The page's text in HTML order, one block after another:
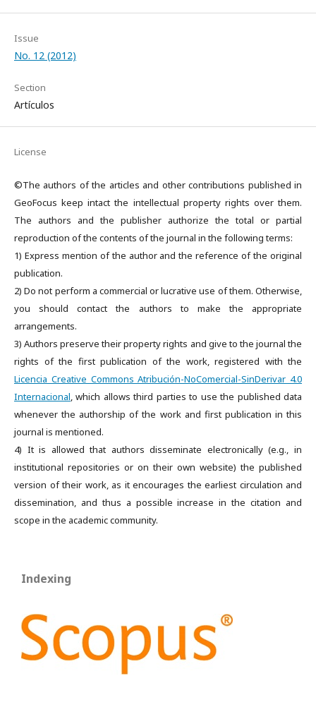
Issue
No. 12 (2012)
Section
Artículos
License
©The authors of the articles and other contributions published in
GeoFocus keep intact the intellectual property rights over them.
The authors and the publisher authorize the total or partial
reproduction of the contents of the journal in the following terms:
1) Express mention of the author and the reference of the original
publication.
2) Do not perform a commercial or lucrative use of them. Otherwise,
you should contact the authors to make the appropriate
arrangements.
3) Authors preserve their property rights and give to the journal the
rights of the first publication of the work, registered with the
Licencia Creative Commons Atribución-NoComercial-SinDerivar 4.0
Internacional, which allows third parties to use the published data
whenever the authorship of the work and first publication in this
journal is mentioned.
4) It is allowed that authors disseminate electronically (e.g., in
institutional repositories or on their own website) the published
version of their work, as it encourages the earliest circulation and
dissemination, and thus a possible increase in the citation and
scope in the academic community.
Indexing